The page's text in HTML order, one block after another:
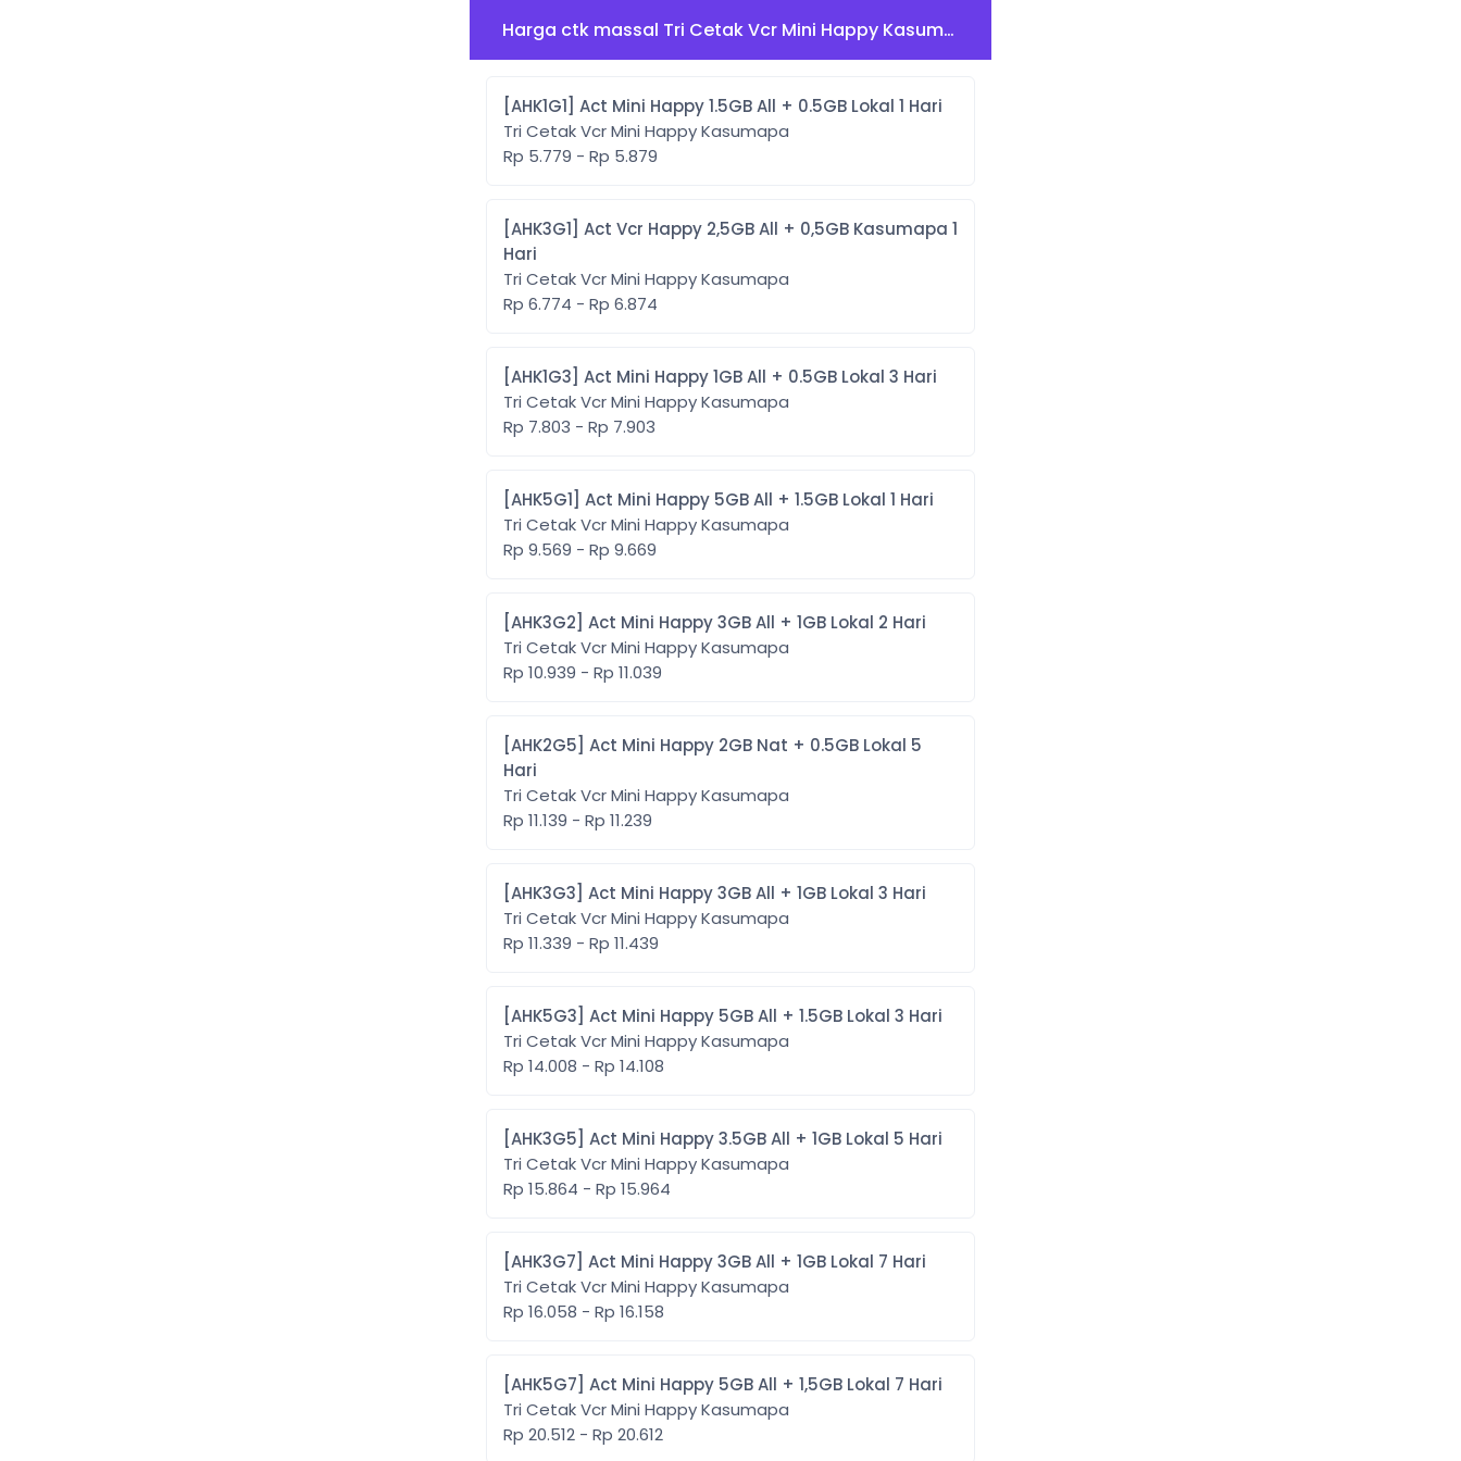
Harga ctk massal Tri Cetak Vcr Mini Happy Kasumapa
[AHK1G1] Act Mini Happy 1.5GB All + 0.5GB Lokal 1 Hari
Tri Cetak Vcr Mini Happy Kasumapa
Rp 5.779 - Rp 5.879
[AHK3G1] Act Vcr Happy 2,5GB All + 0,5GB Kasumapa 1
Hari
Tri Cetak Vcr Mini Happy Kasumapa
Rp 6.774 - Rp 6.874
[AHK1G3] Act Mini Happy 1GB All + 0.5GB Lokal 3 Hari
Tri Cetak Vcr Mini Happy Kasumapa
Rp 7.803 - Rp 7.903
[AHK5G1] Act Mini Happy 5GB All + 1.5GB Lokal 1 Hari
Tri Cetak Vcr Mini Happy Kasumapa
Rp 9.569 - Rp 9.669
[AHK3G2] Act Mini Happy 3GB All + 1GB Lokal 2 Hari
Tri Cetak Vcr Mini Happy Kasumapa
Rp 10.939 - Rp 11.039
[AHK2G5] Act Mini Happy 2GB Nat + 0.5GB Lokal 5
Hari
Tri Cetak Vcr Mini Happy Kasumapa
Rp 11.139 - Rp 11.239
[AHK3G3] Act Mini Happy 3GB All + 1GB Lokal 3 Hari
Tri Cetak Vcr Mini Happy Kasumapa
Rp 11.339 - Rp 11.439
[AHK5G3] Act Mini Happy 5GB All + 1.5GB Lokal 3 Hari
Tri Cetak Vcr Mini Happy Kasumapa
Rp 14.008 - Rp 14.108
[AHK3G5] Act Mini Happy 3.5GB All + 1GB Lokal 5 Hari
Tri Cetak Vcr Mini Happy Kasumapa
Rp 15.864 - Rp 15.964
[AHK3G7] Act Mini Happy 3GB All + 1GB Lokal 7 Hari
Tri Cetak Vcr Mini Happy Kasumapa
Rp 16.058 - Rp 16.158
[AHK5G7] Act Mini Happy 5GB All + 1,5GB Lokal 7 Hari
Tri Cetak Vcr Mini Happy Kasumapa
Rp 20.512 - Rp 20.612